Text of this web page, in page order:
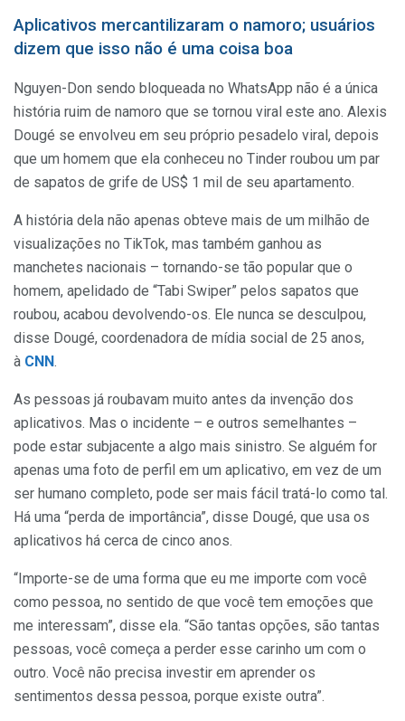
Aplicativos mercantilizaram o namoro; usuários
dizem que isso não é uma coisa boa
Nguyen-Don sendo bloqueada no WhatsApp não é a única
história ruim de namoro que se tornou viral este ano. Alexis
Dougé se envolveu em seu próprio pesadelo viral, depois
que um homem que ela conheceu no Tinder roubou um par
de sapatos de grife de US$ 1 mil de seu apartamento.
A história dela não apenas obteve mais de um milhão de
visualizações no TikTok, mas também ganhou as
manchetes nacionais – tornando-se tão popular que o
homem, apelidado de “Tabi Swiper” pelos sapatos que
roubou, acabou devolvendo-os. Ele nunca se desculpou,
disse Dougé, coordenadora de mídia social de 25 anos,
à CNN.
As pessoas já roubavam muito antes da invenção dos
aplicativos. Mas o incidente – e outros semelhantes –
pode estar subjacente a algo mais sinistro. Se alguém for
apenas uma foto de perfil em um aplicativo, em vez de um
ser humano completo, pode ser mais fácil tratá-lo como tal.
Há uma “perda de importância”, disse Dougé, que usa os
aplicativos há cerca de cinco anos.
“Importe-se de uma forma que eu me importe com você
como pessoa, no sentido de que você tem emoções que
me interessam”, disse ela. “São tantas opções, são tantas
pessoas, você começa a perder esse carinho um com o
outro. Você não precisa investir em aprender os
sentimentos dessa pessoa, porque existe outra”.